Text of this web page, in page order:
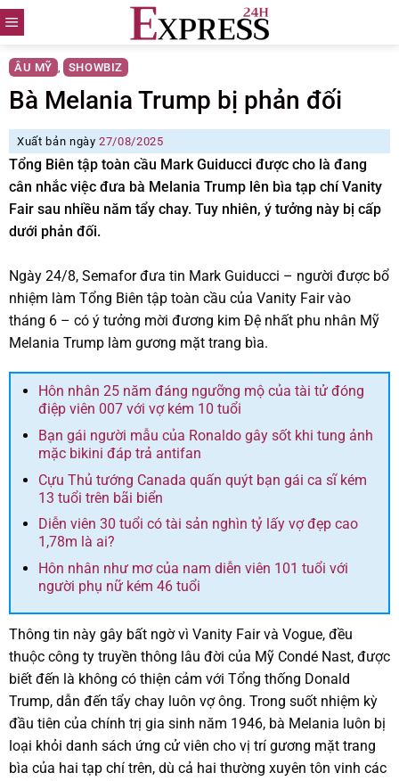
Skip
to
content
ÂU MỸ , SHOWBIZ
Bà Melania Trump bị phản đối
Xuất bản ngày27/08/2025
Tổng Biên tập toàn cầu Mark Guiducci được cho là đang
cân nhắc việc đưa bà Melania Trump lên bìa tạp chí Vanity
Fair sau nhiều năm tẩy chay. Tuy nhiên, ý tưởng này bị cấp
dưới phản đối.
Ngày 24/8, Semafor đưa tin Mark Guiducci – người được bổ
nhiệm làm Tổng Biên tập toàn cầu của Vanity Fair vào
tháng 6 – có ý tưởng mời đương kim Đệ nhất phu nhân Mỹ
Melania Trump làm gương mặt trang bìa.
Hôn nhân 25 năm đáng ngưỡng mộ của tài tử đóng
điệp viên 007 với vợ kém 10 tuổi
Bạn gái người mẫu của Ronaldo gây sốt khi tung ảnh
mặc bikini đáp trả antifan
Cựu Thủ tướng Canada quấn quýt bạn gái ca sĩ kém
13 tuổi trên bãi biển
Diễn viên 30 tuổi có tài sản nghìn tỷ lấy vợ đẹp cao
1,78m là ai?
Hôn nhân như mơ của nam diễn viên 101 tuổi với
người phụ nữ kém 46 tuổi
Thông tin này gây bất ngờ vì Vanity Fair và Vogue, đều
thuộc công ty truyền thông lâu đời của Mỹ Condé Nast, được
biết đến là không có thiện cảm với Tổng thống Donald
Trump, dẫn đến tẩy chay luôn vợ ông. Trong suốt nhiệm kỳ
đầu tiên của chính trị gia sinh năm 1946, bà Melania luôn bị
loại khỏi danh sách ứng cử viên cho vị trí gương mặt trang
bìa của hai tạp chí trên, dù cả hai thường xuyên tôn vinh các